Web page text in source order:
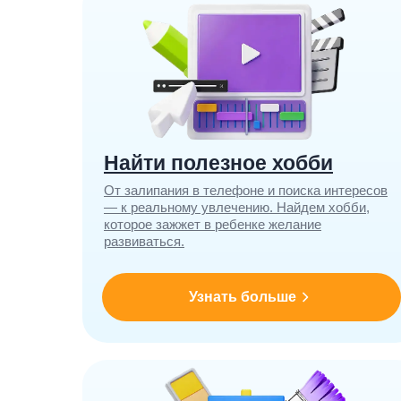
Найти полезное хобби
От залипания в телефоне и поиска интересов
— к реальному увлечению. Найдем хобби,
которое зажжет в ребенке желание
развиваться.
Узнать больше